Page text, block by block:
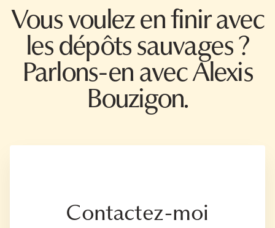
Vous voulez en finir avec
les dépôts sauvages ?
Parlons-en avec Alexis
Bouzigon.
Contactez-moi